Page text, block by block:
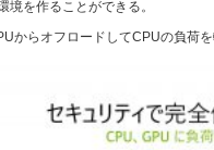
を作ることができる。
からオフロードしてCPUの負荷